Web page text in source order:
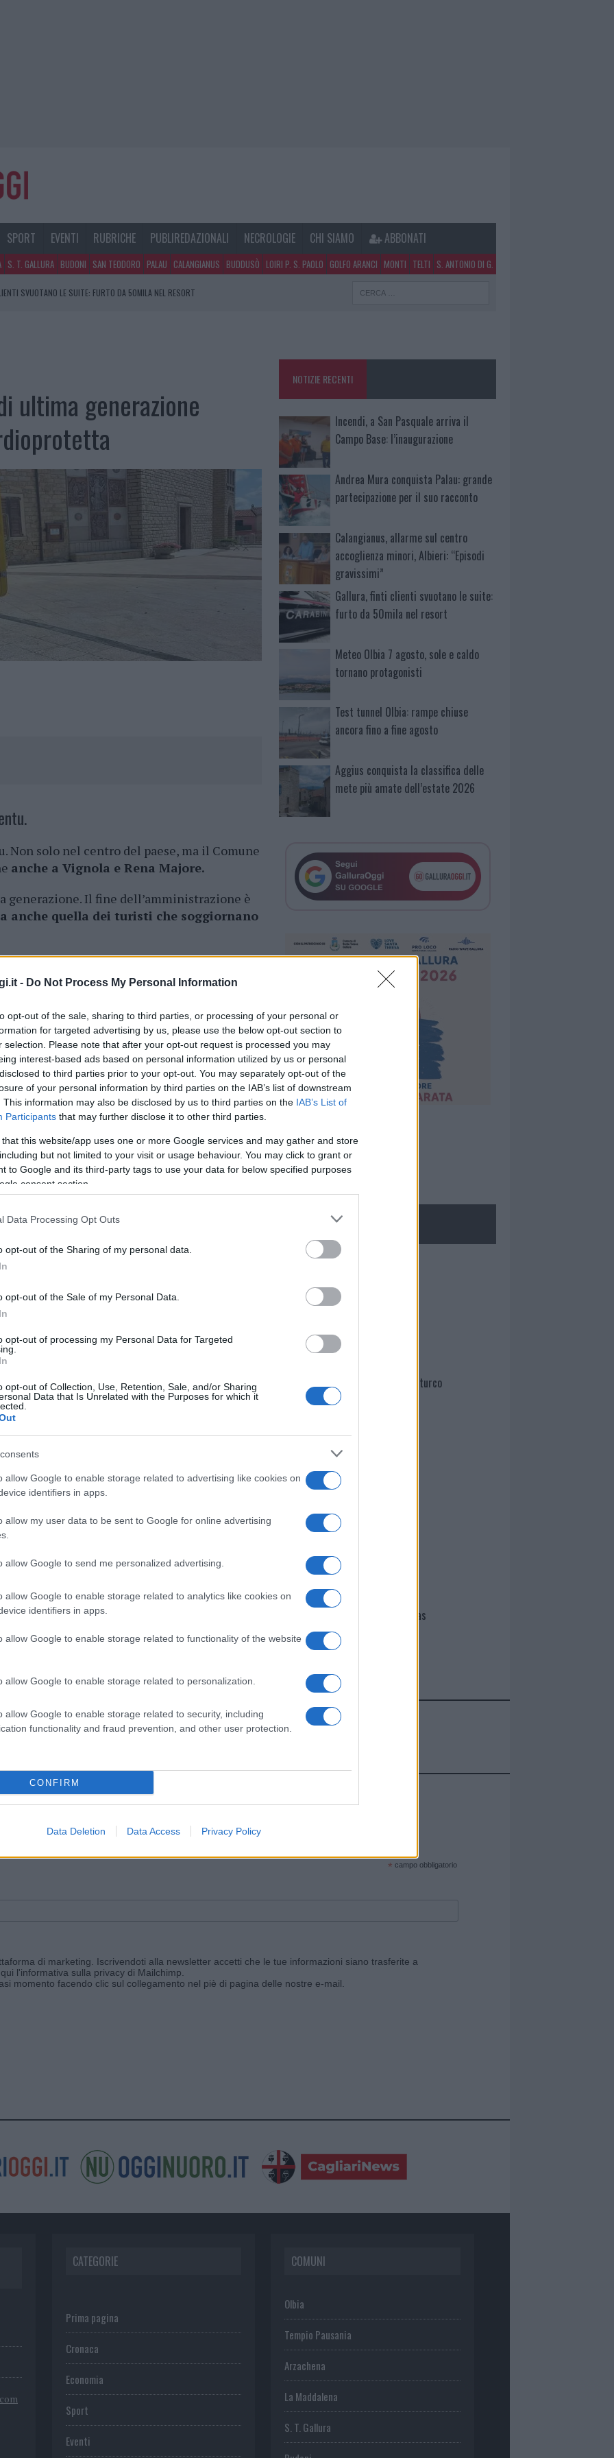
- Do Not Process My Personal Information
opt-out of the sale, sharing to third parties, or processing of your personal or
for targeted advertising by us, please use the below opt-out section to
selection. Please note that after your opt-out request is processed you may
interest-based ads based on personal information utilized by us or personal
to third parties prior to your opt-out. You may separately opt-out of the
of your personal information by third parties on the IAB’s list of downstream
This information may also be disclosed by us to third parties on the IAB’s List of
Participants that may further disclose it to other third parties.
that this website/app uses one or more Google services and may gather and store
but not limited to your visit or usage behaviour. You may click to grant or
to Google and its third-party tags to use your data for below specified purposes
consent section.
Data Processing Opt Outs
opt-out of the Sharing of my personal data.
opt-out of the Sale of my Personal Data.
opt-out of processing my Personal Data for Targeted
opt-out of Collection, Use, Retention, Sale, and/or Sharing
Data that Is Unrelated with the Purposes for which it
allow Google to enable storage related to advertising like cookies on
identifiers in apps.
allow my user data to be sent to Google for online advertising
allow Google to send me personalized advertising.
allow Google to enable storage related to analytics like cookies on
identifiers in apps.
allow Google to enable storage related to functionality of the website
allow Google to enable storage related to personalization.
allow Google to enable storage related to security, including
functionality and fraud prevention, and other user protection.
CONFIRM
Data Deletion Data Access Privacy Policy
SPORT EVENTI RUBRICHE PUBLIREDAZIONALI NECROLOGIE CHI SIAMO ABBONATI
S. T. GALLURA BUDONI SAN TEODORO PALAU CALANGIANUS BUDDUSÒ LOIRI P. S. PAOLO GOLFO ARANCI MONTI TELTI S. ANTONIO DI G.
SVUOTANO LE SUITE: FURTO DA 50MILA NEL RESORT
SOLE E CALDO TORNANO PROTAGONISTI
ultima generazione
solo nel centro del paese, ma il Comune
anche a Vignola e Rena Majore.
Il fine dell’amministrazione è
anche quella dei turisti che soggiornano
cliccando qui
nella sezioneLogindal menù del sito o
Defibrillatori Aglientu
Defibrillatori Rena Majore
NOTIZIE RECENTI
Incendi, a San Pasquale arriva il
Campo Base: l’inaugurazione
Andrea Mura conquista Palau: grande
partecipazione per il suo racconto
Calangianus, allarme sul centro
accoglienza minori, Albieri: “Episodi
gravissimi”
Gallura, finti clienti svuotano le suite:
furto da 50mila nel resort
Meteo Olbia 7 agosto, sole e caldo
tornano protagonisti
Test tunnel Olbia: rampe chiuse
ancora fino a fine agosto
Aggius conquista la classifica delle
mete più amate dell’estate 2026
NECROLOGIE
Martina Agostina Diturco
I nostri cari
I nostri cari
Giovannimaria Cabras
Invia un Comunicato Stampa|Pubblicità|Segnala
e ricevi le nostre email periodiche contenenti le ultime notizie pubblicate sul sito web!
* campo obbligatorio
di marketing. Iscrivendoti alla newsletter accetti che le tue informazioni siano trasferite a
l'informativa sulla privacy di Mailchimp
momento facendo clic sul collegamento nel piè di pagina delle nostre e-mail.
CATEGORIE
Prima pagina
Cronaca
Economia
Sport
Eventi
COMUNI
Olbia
Tempio Pausania
Arzachena
La Maddalena
S. T. Gallura